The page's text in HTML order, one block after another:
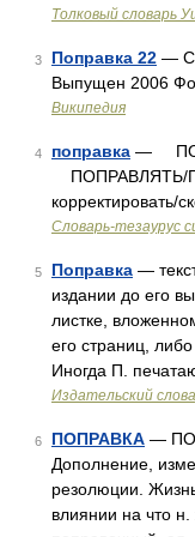
Толковый словарь
3 Поправка 22 —
Выпущен 2006
Википедия
4 поправка —
ПОПРАВЛЯТЬ/
корректировать/
Словарь-тезаурус
5 Поправка —
издании до его
листке,
его страниц,
Иногда П.
Издательский
6 ПОПРАВКА —
Дополнение,
резолюции.
влиянии на что н.